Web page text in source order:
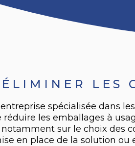
ÉLIMINER LES
spécialisée dans
réduire les emballages à
sur le choix des
en place de la solution ou